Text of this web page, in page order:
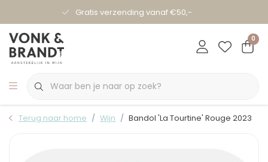
Gratis verzending vanaf €50,-
0
Terug naar home Wijn Bandol 'La Tourtine' Rouge 2023